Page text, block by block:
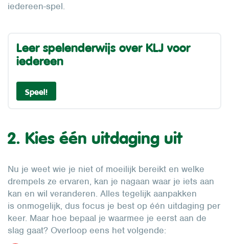
iedereen-spel.
Leer spelenderwijs over KLJ voor
iedereen
Speel!
2. Kies één uitdaging uit
Nu je weet wie je niet of moeilijk bereikt en welke
drempels ze ervaren, kan je nagaan waar je iets aan
kan en wil veranderen. Alles tegelijk aanpakken
is onmogelijk, dus focus je best op één uitdaging per
keer. Maar hoe bepaal je waarmee je eerst aan de
slag gaat? Overloop eens het volgende: